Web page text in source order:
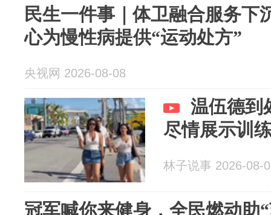
民生一件事｜体卫融合服务下
心为慢性病提供“运动处方”
央视网 2026-08-08
温伍德到
尽情展示训
林子说事 2026-08-
冠军喊你来健身，全民燃动助